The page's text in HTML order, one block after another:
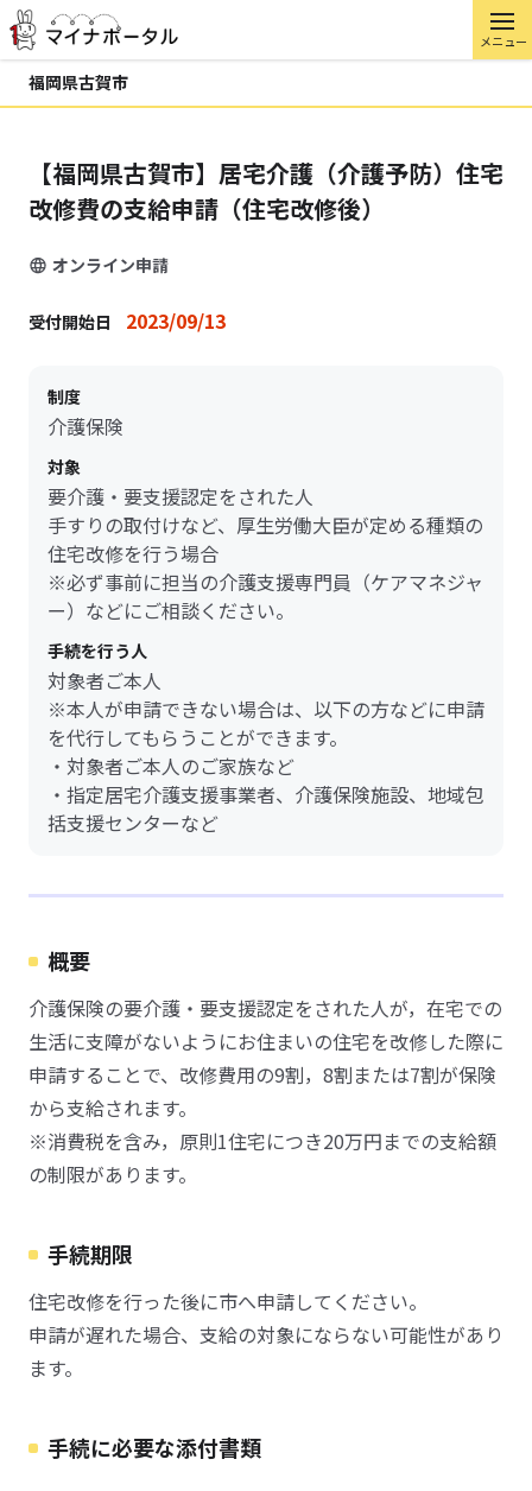
メニュー
福岡県古賀市
【福岡県古賀市】居宅介護（介護予防）住宅
改修費の支給申請（住宅改修後）
オンライン申請
受付開始日 2023/09/13
制度
介護保険
対象
要介護・要支援認定をされた人
手すりの取付けなど、厚生労働大臣が定める種類の
住宅改修を行う場合
※必ず事前に担当の介護支援専門員（ケアマネジャ
ー）などにご相談ください。
手続を行う人
対象者ご本人
※本人が申請できない場合は、以下の方などに申請
を代行してもらうことができます。
・対象者ご本人のご家族など
・指定居宅介護支援事業者、介護保険施設、地域包
括支援センターなど
概要
介護保険の要介護・要支援認定をされた人が，在宅での
生活に支障がないようにお住まいの住宅を改修した際に
申請することで、改修費用の9割，8割または7割が保険
から支給されます。
※消費税を含み，原則1住宅につき20万円までの支給額
の制限があります。
手続期限
住宅改修を行った後に市へ申請してください。
申請が遅れた場合、支給の対象にならない可能性があり
ます。
手続に必要な添付書類